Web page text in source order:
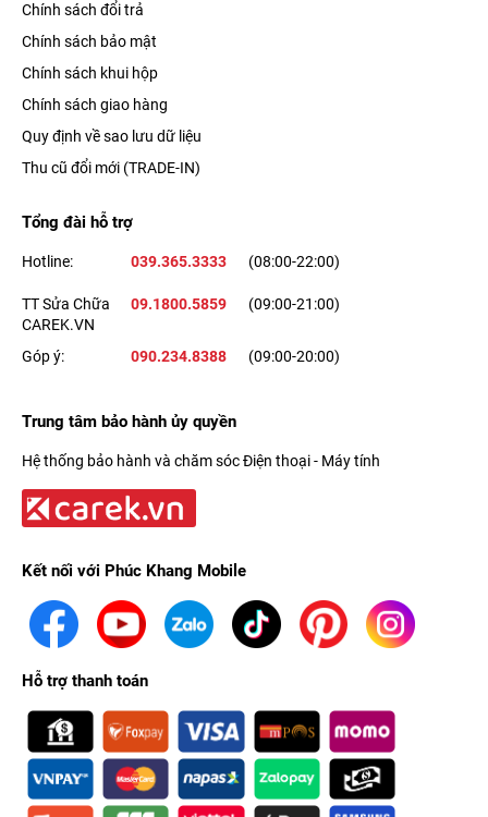
Chính sách đổi trả
Chính sách bảo mật
Chính sách khui hộp
Chính sách giao hàng
Quy định về sao lưu dữ liệu
Thu cũ đổi mới (TRADE-IN)
Tổng đài hỗ trợ
Hotline: 039.365.3333 (08:00-22:00)
TT Sửa Chữa
CAREK.VN
09.1800.5859 (09:00-21:00)
Góp ý: 090.234.8388 (09:00-20:00)
Trung tâm bảo hành ủy quyền
Hệ thống bảo hành và chăm sóc Điện thoại - Máy tính
Kết nối với Phúc Khang Mobile
Hỗ trợ thanh toán